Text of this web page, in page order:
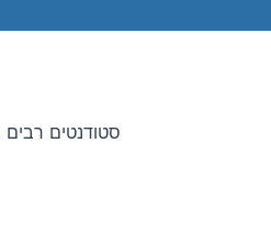
סטודנטים